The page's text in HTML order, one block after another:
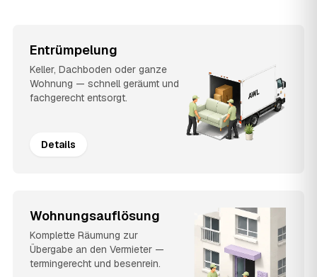
Entrümpelung
Keller, Dachboden oder ganze
Wohnung — schnell geräumt und
fachgerecht entsorgt.
Details
Wohnungsauflösung
Komplette Räumung zur
Übergabe an den Vermieter —
termingerecht und besenrein.